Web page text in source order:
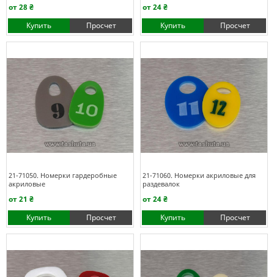
от 28 ₴
Купить
Просчет
от 24 ₴
Купить
Просчет
21-71050. Номерки гардеробные
акриловые
от 21 ₴
Купить
Просчет
21-71060. Номерки акриловые для
раздевалок
от 24 ₴
Купить
Просчет